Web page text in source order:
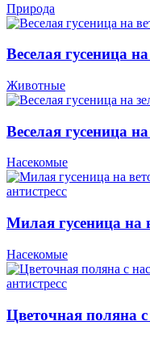
Природа
Веселая гусеница
Животные
Веселая гусеница
Насекомые
Милая гусеница на
Насекомые
Цветочная поляна